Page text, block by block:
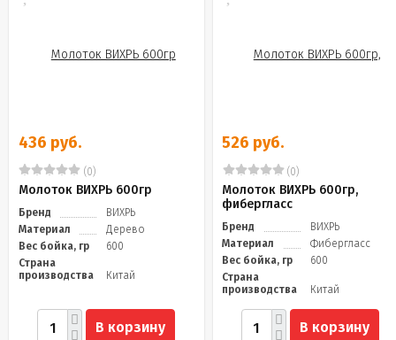
436 руб.
(0)
Молоток ВИХРЬ 600гр
Бренд
ВИХРЬ
Материал
Дерево
Вес бойка, гр
600
Страна
производства
Китай
В корзину
526 руб.
(0)
Молоток ВИХРЬ 600гр,
фибергласс
Бренд
ВИХРЬ
Материал
Фибергласс
Вес бойка, гр
600
Страна
производства
Китай
В корзину